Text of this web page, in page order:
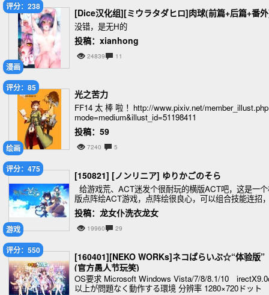
漫画
评分：238
[Dice汉化组][ミウラタダヒロ]肉球(前篇+后篇+番
没错，是无H的
投稿：xianhong
24839 11
绘画
评分：85
光之苦力
FF14 太 棒 啦 ！http://www.pixiv.net/
mode=medium&illust_id=51198411
投稿：59
7240 5
游戏
评分：475
[150821] [ノンリニア] ゆりかごのそら
给游戏荒、ACT迷发个很耐玩的横版ACT吧，这是一
版点阵绘ACT游戏，点阵绘很良心，可以组合技能连招
游戏的技能连携和武器搭配非常自由且有着出色的打击感
和爽快感，喜欢这类游戏的人应该
投稿：龙女仆洗衣龙女
19960 29
评分：550
[160401][NEKO WORKs]ネコぱらいぶ☆“体验版”
(官方愚人节玩笑)
OS要求 Microsoft Windows Vista/7/8/8.1/10
以上が問題なく動作する環境 分辨率 1280×720ドット